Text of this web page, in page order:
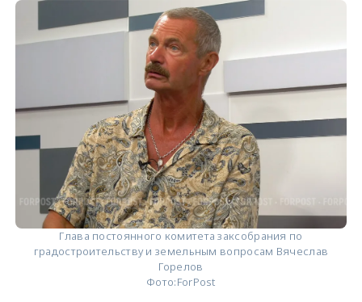
Глава постоянного комитета заксобрания по
градостроительству и земельным вопросам Вячеслав
Горелов
Фото:ForPost